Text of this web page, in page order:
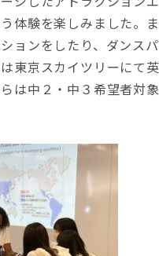
体験を楽しみました。
ョンをしたり、ダンス
東京スカイツリーにて
は中２・中３希望者対